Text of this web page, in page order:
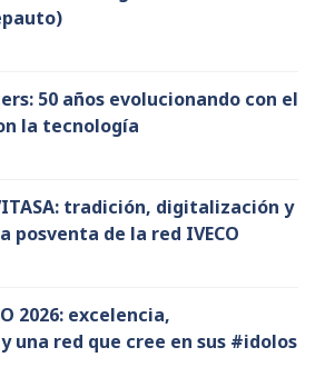
50 años evolucionando con el
la tecnología
tradición, digitalización y
posventa de la red IVECO
2026: excelencia,
una red que cree en sus #idolos